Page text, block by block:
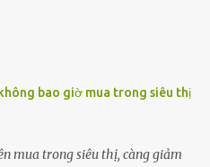
bao giờ mua trong siêu thị
mua trong siêu thị, càng giảm